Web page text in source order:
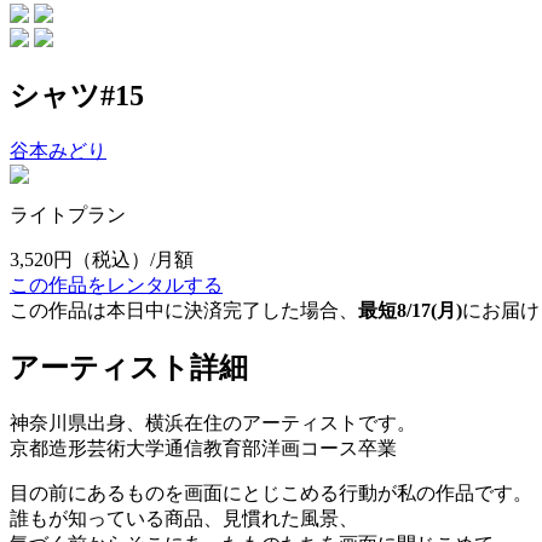
シャツ#15
谷本みどり
ライトプラン
3,520円
（税込）/月額
この作品をレンタルする
この作品は本日中に決済完了した場合、 最短8/17(月)にお届
アーティスト詳細
神奈川県出身、横浜在住のアーティストです。
京都造形芸術大学通信教育部洋画コース卒業
目の前にあるものを画面にとじこめる行動が私の作品です。
誰もが知っている商品、見慣れた風景、